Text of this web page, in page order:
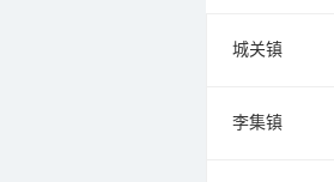
城关镇
李集镇